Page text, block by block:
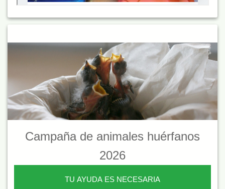
Campaña de animales huérfanos
2026
TU AYUDA ES NECESARIA